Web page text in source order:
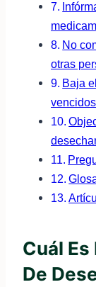
No
otras
Baja
Cuál
De